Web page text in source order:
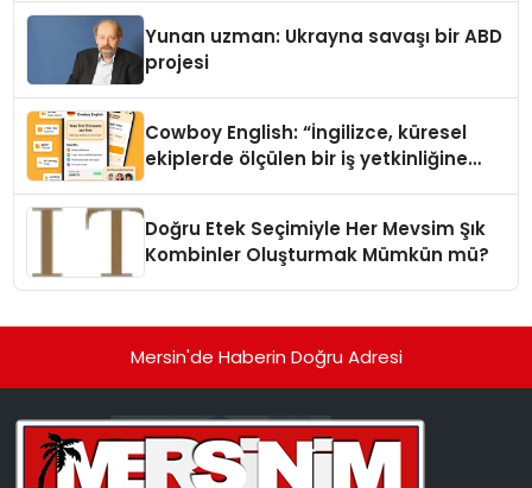
Yunan uzman: Ukrayna savaşı bir ABD
projesi
Cowboy English: “İngilizce, küresel
ekiplerde ölçülen bir iş yetkinliğine
Doğru Etek Seçimiyle Her Mevsim Şık
Kombinler Oluşturmak Mümkün mü?
Mersin'de Haberin Doğru Adresi